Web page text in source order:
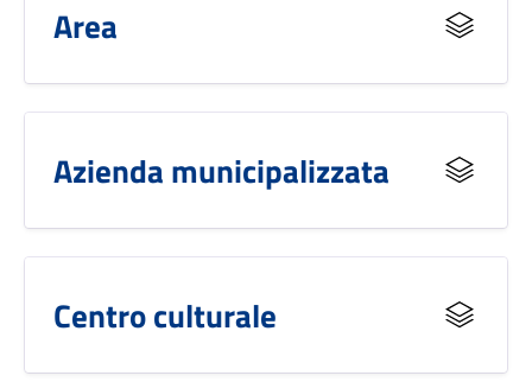
Area
Azienda municipalizzata
Centro culturale